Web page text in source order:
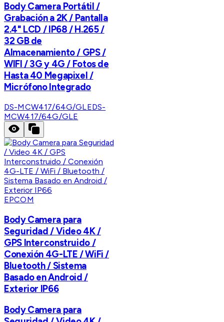
Body Camera Portátil /
Grabación a 2K / Pantalla
2.4" LCD / IP68 / H.265 /
32 GB de
Almacenamiento / GPS /
WIFI / 3G y 4G / Fotos de
Hasta 40 Megapixel /
Micrófono Integrado
DS-MCW417/64G/GLEDS-
MCW417/64G/GLE
EPCOM
Body Camera para
Seguridad / Video 4K /
GPS Interconstruido /
Conexión 4G-LTE / WiFi /
Bluetooth / Sistema
Basado en Android /
Exterior IP66
Body Camera para